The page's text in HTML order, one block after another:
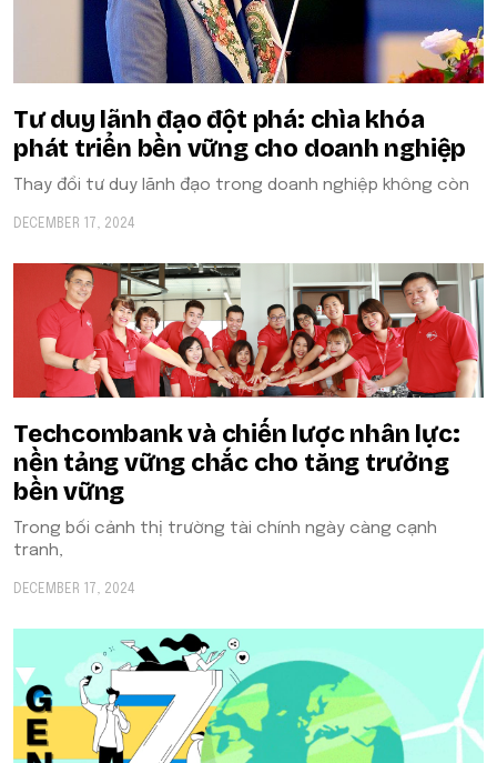
Tư duy lãnh đạo đột phá: chìa khóa
phát triển bền vững cho doanh nghiệp
Thay đổi tư duy lãnh đạo trong doanh nghiệp không còn
DECEMBER 17, 2024
Techcombank và chiến lược nhân lực:
nền tảng vững chắc cho tăng trưởng
bền vững
Trong bối cảnh thị trường tài chính ngày càng cạnh
tranh,
DECEMBER 17, 2024